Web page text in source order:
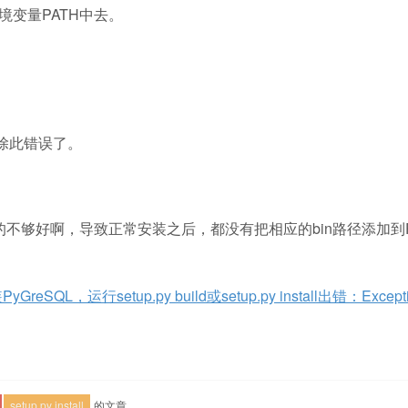
量PATH中去。
错误了。
够好啊，导致正常安装之后，都没有把相应的bin路径添加
，运行setup.py build或setup.py install出错：
setup.py install 的文章